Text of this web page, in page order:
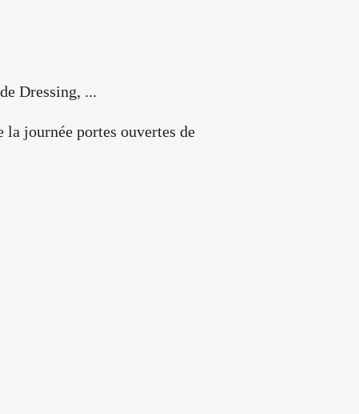
Dressing, ...
la journée portes ouvertes de